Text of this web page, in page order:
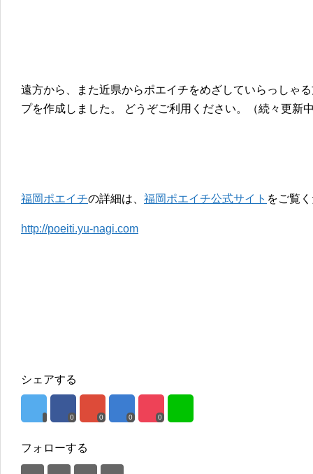
遠方から、また近県からポエイチをめざしていらっしゃ
プを作成しました。 どうぞご利用ください。（続々更新
福岡ポエイチの詳細は、 福岡ポエイチ公式サイト をご覧
http://poeiti.yu-nagi.com
シェアする
0 0 0 0
フォローする